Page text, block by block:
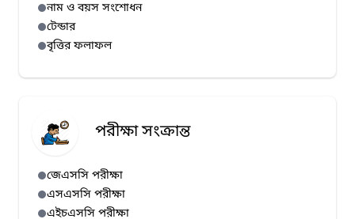
নাম ও বয়স সংশোধন
টেন্ডার
বৃত্তির ফলাফল
পরীক্ষা সংক্রান্ত
জেএসসি পরীক্ষা
এসএসসি পরীক্ষা
এইচএসসি পরীক্ষা